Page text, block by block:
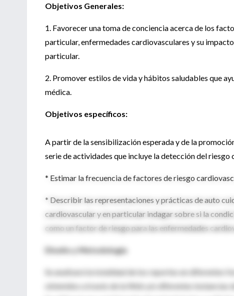
Objetivos Generales:
1. Favorecer una toma de conciencia acerca de los
particular, enfermedades cardiovasculares y su
particular.
2. Promover estilos de vida y hábitos saludables que
médica.
Objetivos específicos:
A partir de la sensibilización esperada y de la
serie de actividades que incluye la detección del
* Estimar la frecuencia de factores de riesgo
* Describir las representaciones y prácticas de auto
cardiovascular y en particular indagar sobre si la
como un factor de riesgo para las enfermedades
Diseño y Metodología
Se analizará la totalidad de los reportes en diferentes
obtenidos a través de la Web y/o diferentes instancias